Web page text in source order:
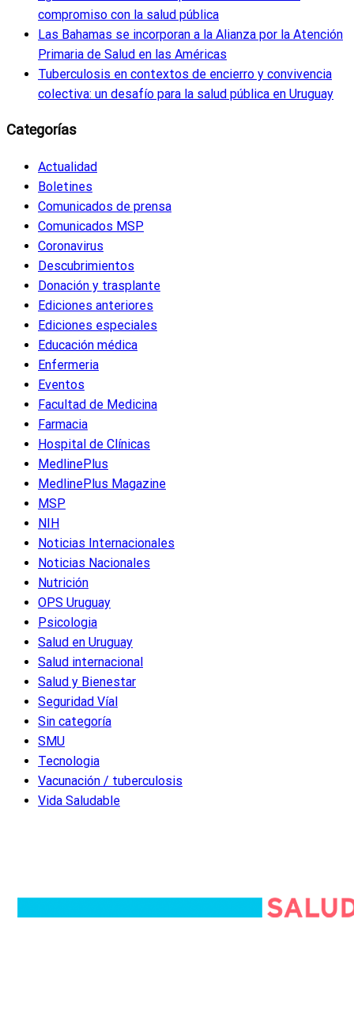
compromiso con la salud pública
Las Bahamas se incorporan a la Alianza por la Atención
Primaria de Salud en las Américas
Tuberculosis en contextos de encierro y convivencia
colectiva: un desafío para la salud pública en Uruguay
Categorías
Actualidad
Boletines
Comunicados de prensa
Comunicados MSP
Coronavirus
Descubrimientos
Donación y trasplante
Ediciones anteriores
Ediciones especiales
Educación médica
Enfermeria
Eventos
Facultad de Medicina
Farmacia
Hospital de Clínicas
MedlinePlus
MedlinePlus Magazine
MSP
NIH
Noticias Internacionales
Noticias Nacionales
Nutrición
OPS Uruguay
Psicologia
Salud en Uruguay
Salud internacional
Salud y Bienestar
Seguridad Víal
Sin categoría
SMU
Tecnologia
Vacunación / tuberculosis
Vida Saludable